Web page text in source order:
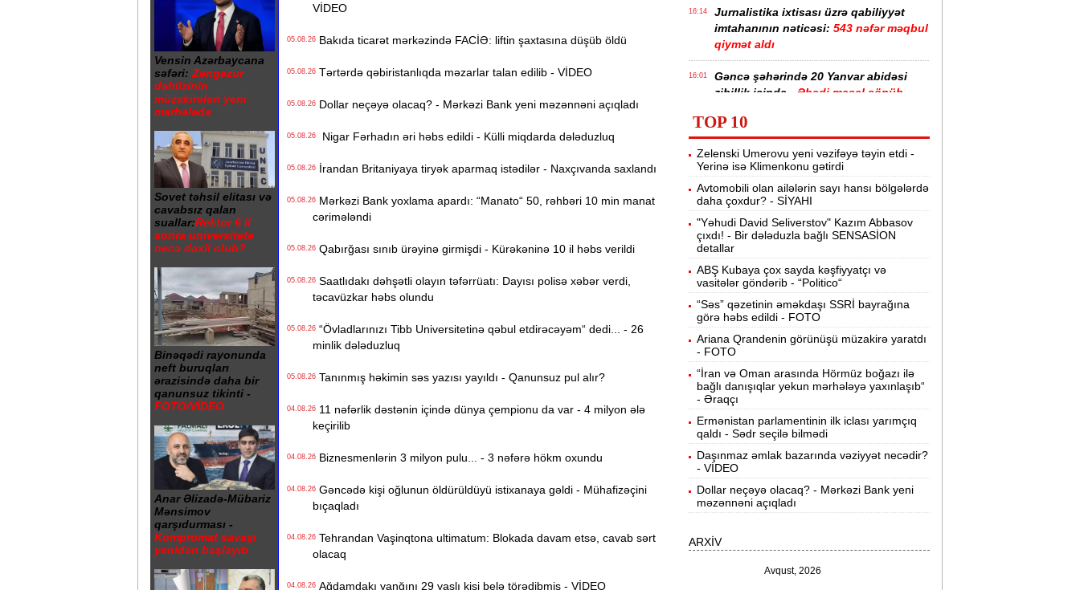
Vensin Azərbaycana
səfəri: Zəngəzur
dəhlizinin
müzakirələri yeni
mərhələdə
Sovet təhsil elitası və
cavabsız qalan
suallar:Rektor 6 il
sonra universitetə
necə daxil olub?
Binəqədi rayonunda
neft buruqları
ərazisində daha bir
qanunsuz tikinti -
FOTO/VİDEO
Anar Əlizadə-Mübariz
Mənsimov
qarşıdurması -
Kompromat savaşı
yenidən başlayıb
VİDEO
05.08.26Bakıda ticarət mərkəzində FACİƏ: liftin şaxtasına düşüb öldü
05.08.26Tərtərdə qəbiristanlıqda məzarlar talan edilib - VİDEO
05.08.26Dollar neçəyə olacaq? - Mərkəzi Bank yeni məzənnəni açıqladı
05.08.26Nigar Fərhadın əri həbs edildi - Külli miqdarda dələduzluq
05.08.26İrandan Britaniyaya tiryək aparmaq istədilər - Naxçıvanda saxlandı
05.08.26Mərkəzi Bank yoxlama apardı: “Manato“ 50, rəhbəri 10 min manat
cərimələndi
05.08.26Qabırğası sınıb ürəyinə girmişdi - Kürəkəninə 10 il həbs verildi
05.08.26Saatlıdakı dəhşətli olayın təfərrüatı: Dayısı polisə xəbər verdi,
təcavüzkar həbs olundu
05.08.26“Övladlarınızı Tibb Universitetinə qəbul etdirəcəyəm“ dedi... - 26
minlik dələduzluq
05.08.26Tanınmış həkimin səs yazısı yayıldı - Qanunsuz pul alır?
04.08.2611 nəfərlik dəstənin içində dünya çempionu da var - 4 milyon ələ
keçirilib
04.08.26Biznesmenlərin 3 milyon pulu... - 3 nəfərə hökm oxundu
04.08.26Gəncədə kişi oğlunun öldürüldüyü istixanaya gəldi - Mühafizəçini
bıçaqladı
04.08.26Tehrandan Vaşinqtona ultimatum: Blokada davam etsə, cavab sərt
olacaq
04.08.26Ağdamdakı yanğını 29 yaşlı kişi belə törədibmiş - VİDEO
16:14
Jurnalistika ixtisası üzrə qabiliyyət
imtahanının nəticəsi: 543 nəfər məqbul
qiymət aldı
16:01
Gəncə şəhərində 20 Yanvar abidəsi
zibillik içində - Əbədi məşəl sönüb
15:45
Pakistan, Səudiyyə Ərəbistanı və
Türkiyə saziş imzalayıb -Birgə müdafiə
haqqında
15:28
“Tarqovı”dakı yanğın məhdudlaşdırıldı
-VİDEOLAR
15:13
Velosipedlər Azərbaycana hansı
ölkələrdən və neçəyə gətirilib -
14:59
Pərvin Abıyeva son görünüşü diqqət
çəkdi - FOTOLAR
14:43
Bakıda 70 min manatlıq naqil
oğurlayan şəxs tutuldu -VİDEO
14:26
Samir Şərifova yeni vəzifə verildi -
Prezident Sərəncam imzaladı
14:11 Tovuzda qadın qətlə yetirildi -Şübhəli
qardaşı oğludur
13:56 39 dərəcə isti olacaq -Sabaha olan
hava proqnozu
13:40
Prezident bu səfirlərin yerini dəyişdi -
TOP 10
Zelenski Umerovu yeni vəzifəyə təyin etdi -
Yerinə isə Klimenkonu gətirdi
Avtomobili olan ailələrin sayı hansı bölgələrdə
daha çoxdur? - SİYAHI
"Yəhudi David Seliverstov" Kazım Abbasov
çıxdı! - Bir dələduzla bağlı SENSASİON
detallar
ABŞ Kubaya çox sayda kəşfiyyatçı və
vasitələr göndərib - “Politico“
“Səs” qəzetinin əməkdaşı SSRİ bayrağına
görə həbs edildi - FOTO
Ariana Qrandenin görünüşü müzakirə yaratdı
- FOTO
“İran və Oman arasında Hörmüz boğazı ilə
bağlı danışıqlar yekun mərhələyə yaxınlaşıb“
- Əraqçı
Ermənistan parlamentinin ilk iclası yarımçıq
qaldı - Sədr seçilə bilmədi
Daşınmaz əmlak bazarında vəziyyət necədir?
- VİDEO
Dollar neçəyə olacaq? - Mərkəzi Bank yeni
məzənnəni açıqladı
ARXİV
Avqust, 2026